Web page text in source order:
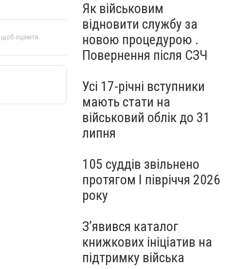
щоб оцінити
Як військовим
відновити службу за
новою процедурою .
Повернення після СЗЧ
Усі 17-річні вступники
мають стати на
військовий облік до 31
липня
105 суддів звільнено
протягом I півріччя 2026
року
З’явився каталог
книжкових ініціатив на
підтримку війська